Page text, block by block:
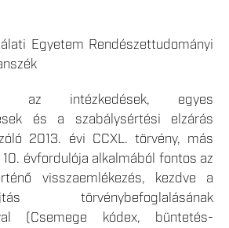
Egyetem Rendészettudományi
az intézkedések, egyes
és a szabálysértési elzárás
2013. évi CCXL. törvény, más
10. évfordulója alkalmából fontos az
visszaemlékezés, kezdve a
törvénybefoglalásának
(Csemege kódex, büntetés-